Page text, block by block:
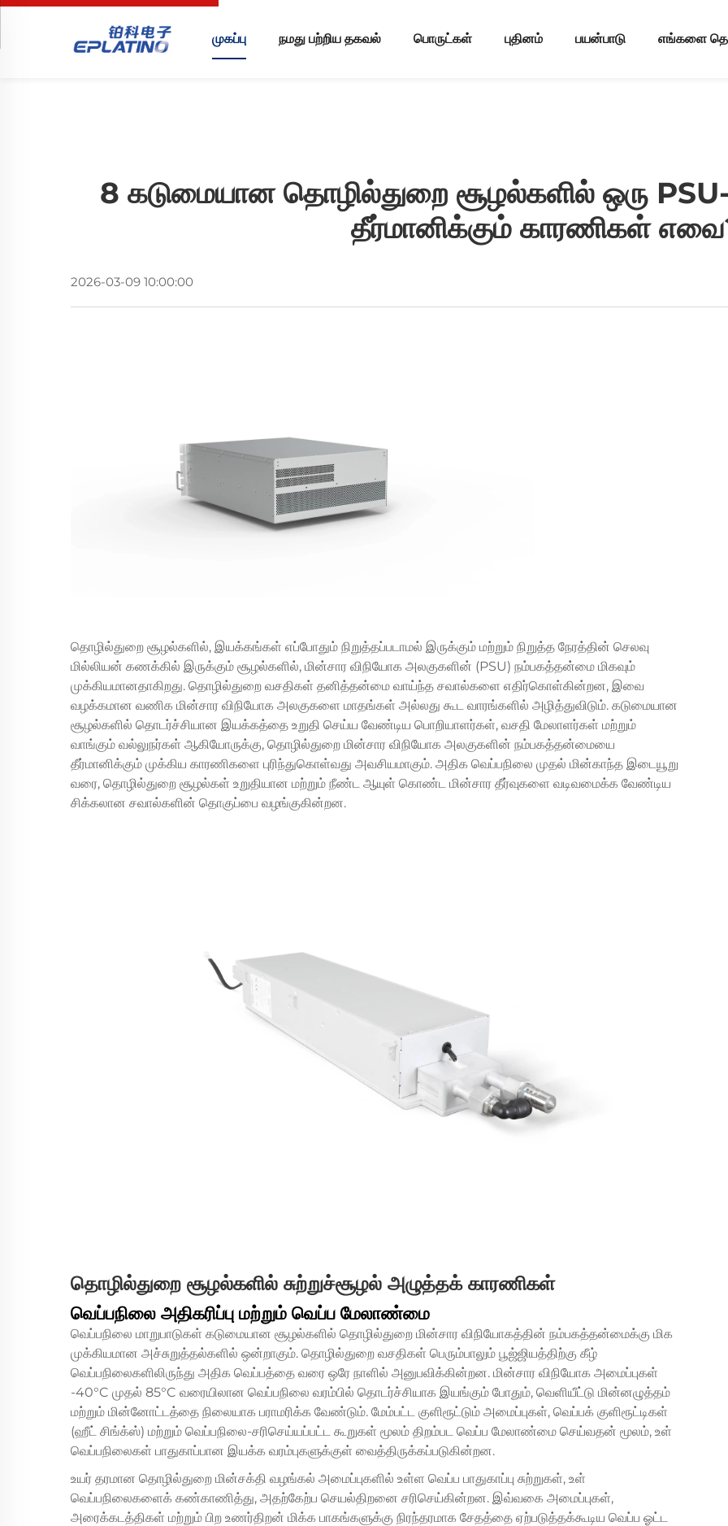
முகப்பு நமது பற்றிய தகவல் பொருட்கள் புதினம் பயன்பாடு எங்களை
8 கடுமையான தொழில்துறை சூழல்களில் ஒரு
தீர்மானிக்கும் காரணிகள்
2026-03-09 10:00:00
தொழில்துறை சூழல்களில், இயக்கங்கள் எப்போதும் நிறுத்தப்படாமல் இருக்கும் மற்றும் நிறுத்த நேரத்தின் செலவு
மில்லியன் கணக்கில் இருக்கும் சூழல்களில், மின்சார விநியோக அலகுகளின் (PSU) நம்பகத்தன்மை மிகவும்
முக்கியமானதாகிறது. தொழில்துறை வசதிகள் தனித்தன்மை வாய்ந்த சவால்களை எதிர்கொள்கின்றன, இவை
வழக்கமான வணிக மின்சார விநியோக அலகுகளை மாதங்கள் அல்லது கூட வாரங்களில் அழித்துவிடும். கடுமையான
சூழல்களில் தொடர்ச்சியான இயக்கத்தை உறுதி செய்ய வேண்டிய பொறியாளர்கள், வசதி மேலாளர்கள் மற்றும்
வாங்கும் வல்லுநர்கள் ஆகியோருக்கு, தொழில்துறை மின்சார விநியோக அலகுகளின் நம்பகத்தன்மையை
தீர்மானிக்கும் முக்கிய காரணிகளை புரிந்துகொள்வது அவசியமாகும். அதிக வெப்பநிலை முதல் மின்காந்த இடையூறு
வரை, தொழில்துறை சூழல்கள் உறுதியான மற்றும் நீண்ட ஆயுள் கொண்ட மின்சார தீர்வுகளை வடிவமைக்க வேண்டிய
சிக்கலான சவால்களின் தொகுப்பை வழங்குகின்றன.
தொழில்துறை சூழல்களில் சுற்றுச்சூழல் அழுத்தக் காரணிகள்
வெப்பநிலை அதிகரிப்பு மற்றும் வெப்ப மேலாண்மை
வெப்பநிலை மாறுபாடுகள் கடுமையான சூழல்களில் தொழில்துறை மின்சார விநியோகத்தின் நம்பகத்தன்மைக்கு மிக
முக்கியமான அச்சுறுத்தல்களில் ஒன்றாகும். தொழில்துறை வசதிகள் பெரும்பாலும் பூஜ்ஜியத்திற்கு கீழ்
வெப்பநிலைகளிலிருந்து அதிக வெப்பத்தை வரை ஒரே நாளில் அனுபவிக்கின்றன. மின்சார விநியோக அமைப்புகள்
-40°C முதல் 85°C வரையிலான வெப்பநிலை வரம்பில் தொடர்ச்சியாக இயங்கும் போதும், வெளியீட்டு மின்னழுத்தம்
மற்றும் மின்னோட்டத்தை நிலையாக பராமரிக்க வேண்டும். மேம்பட்ட குளிரூட்டும் அமைப்புகள், வெப்பக் குளிரூட்டிகள்
(ஹீட் சிங்க்ஸ்) மற்றும் வெப்பநிலை-சரிசெய்யப்பட்ட கூறுகள் மூலம் திறம்பட வெப்ப மேலாண்மை செய்வதன் மூலம், உள்
வெப்பநிலைகள் பாதுகாப்பான இயக்க வரம்புகளுக்குள் வைத்திருக்கப்படுகின்றன.
உயர் தரமான தொழில்துறை மின்சக்தி வழங்கல் அமைப்புகளில் உள்ள வெப்ப பாதுகாப்பு சுற்றுகள், உள்
வெப்பநிலைகளைக் கண்காணித்து, அதற்கேற்ப செயல்திறனை சரிசெய்கின்றன. இவ்வகை அமைப்புகள்,
அரைக்கடத்திகள் மற்றும் பிற உணர்திறன் மிக்க பாகங்களுக்கு நிரந்தரமாக சேதத்தை ஏற்படுத்தக்கூடிய வெப்ப ஓட்ட